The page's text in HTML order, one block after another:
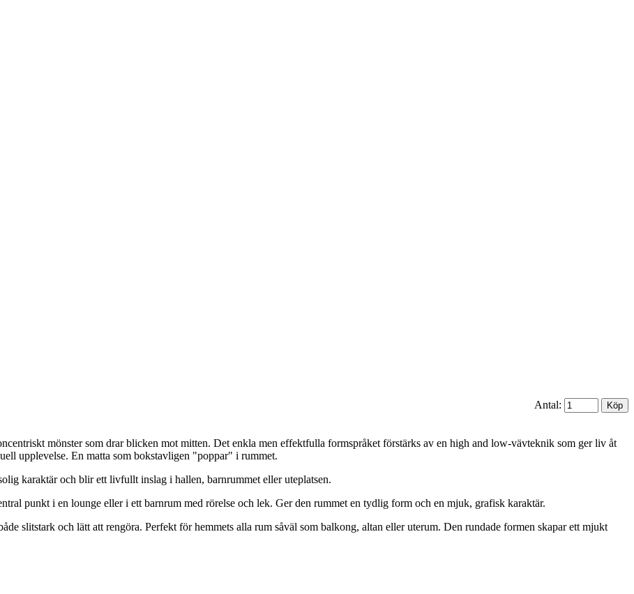
Antal:
mönster som drar blicken mot mitten. Det enkla men effektfulla formspråket förstärks av en high and low-vävteknik som ger liv åt
upplevelse. En matta som bokstavligen "poppar" i rummet.
karaktär och blir ett livfullt inslag i hallen, barnrummet eller uteplatsen.
punkt i en lounge eller i ett barnrum med rörelse och lek. Ger den rummet en tydlig form och en mjuk, grafisk karaktär.
slitstark och lätt att rengöra. Perfekt för hemmets alla rum såväl som balkong, altan eller uterum. Den rundade formen skapar ett mjukt